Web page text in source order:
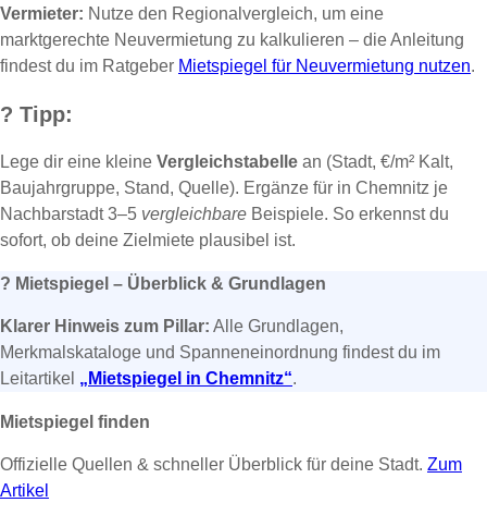
Vermieter: Nutze den Regionalvergleich, um eine
marktgerechte Neuvermietung zu kalkulieren – die Anleitung
findest du im Ratgeber Mietspiegel für Neuvermietung nutzen.
? Tipp:
Lege dir eine kleine Vergleichstabelle an (Stadt, €/m² Kalt,
Baujahrgruppe, Stand, Quelle). Ergänze für in Chemnitz je
Nachbarstadt 3–5 vergleichbare Beispiele. So erkennst du
sofort, ob deine Zielmiete plausibel ist.
? Mietspiegel – Überblick & Grundlagen
Klarer Hinweis zum Pillar: Alle Grundlagen,
Merkmalskataloge und Spanneneinordnung findest du im
Leitartikel „Mietspiegel in Chemnitz“.
Mietspiegel finden
Offizielle Quellen & schneller Überblick für deine Stadt. Zum
Artikel